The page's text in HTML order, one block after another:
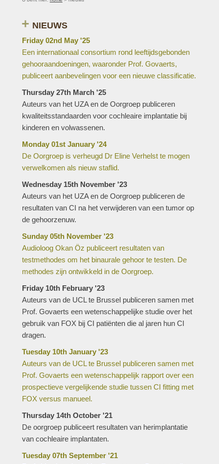
NIEUWS
Friday 02nd May '25
Een internationaal consortium rond leeftijdsgebonden
gehooraandoeningen, waaronder Prof. Govaerts,
publiceert aanbevelingen voor een nieuwe classificatie.
Thursday 27th March '25
Auteurs van het UZA en de Oorgroep publiceren
kwaliteitsstandaarden voor cochleaire implantatie bij
kinderen en volwassenen.
Monday 01st January '24
De Oorgroep is verheugd Dr Eline Verhelst te mogen
verwelkomen als nieuw staflid.
Wednesday 15th November '23
Auteurs van het UZA en de Oorgroep publiceren de
resultaten van CI na het verwijderen van een tumor op
de gehoorzenuw.
Sunday 05th November '23
Audioloog Okan Öz publiceert resultaten van
testmethodes om het binaurale gehoor te testen. De
methodes zijn ontwikkeld in de Oorgroep.
Friday 10th February '23
Auteurs van de UCL te Brussel publiceren samen met
Prof. Govaerts een wetenschappelijke studie over het
gebruik van FOX bij CI patiënten die al jaren hun CI
dragen.
Tuesday 10th January '23
Auteurs van de UCL te Brussel publiceren samen met
Prof. Govaerts een wetenschappelijk rapport over een
prospectieve vergelijkende studie tussen CI fitting met
FOX versus manueel.
Thursday 14th October '21
De oorgroep publiceert resultaten van herimplantatie
van cochleaire implantaten.
Tuesday 07th September '21